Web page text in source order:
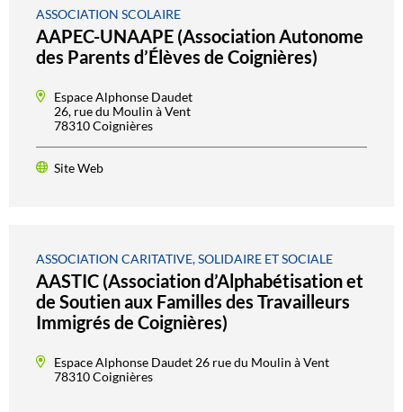
ASSOCIATION SCOLAIRE
AAPEC-UNAAPE (Association Autonome
des Parents d’Élèves de Coignières)
Espace Alphonse Daudet
26, rue du Moulin à Vent
78310 Coignières
Site Web
ASSOCIATION CARITATIVE, SOLIDAIRE ET SOCIALE
AASTIC (Association d’Alphabétisation et
de Soutien aux Familles des Travailleurs
Immigrés de Coignières)
Espace Alphonse Daudet 26 rue du Moulin à Vent
78310 Coignières